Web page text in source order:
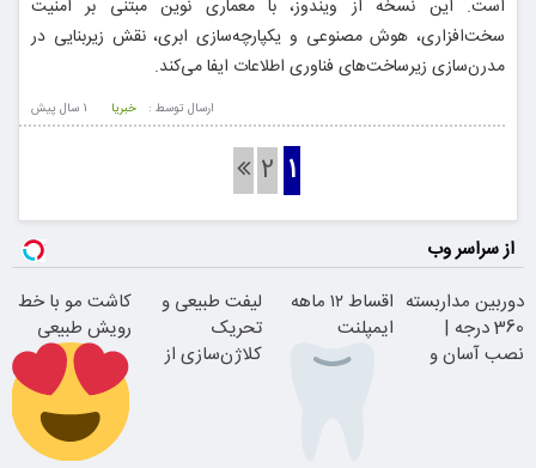
است. این نسخه از ویندوز، با معماری نوین مبتنی بر امنیت
سخت‌افزاری، هوش مصنوعی و یکپارچه‌سازی ابری، نقش زیربنایی در
مدرن‌سازی زیرساخت‌های فناوری اطلاعات ایفا می‌کند.
1 سال پيش ارسال توسط : خبریا
1
2
از سراسر وب
دوربین مداربسته
360 درجه |
نصب آسان و
اقساط ۱۲ ماهه
ایمپلنت
لیفت طبیعی و
تحریک
کلاژن‌سازی از
کاشت مو با خط
رویش طبیعی